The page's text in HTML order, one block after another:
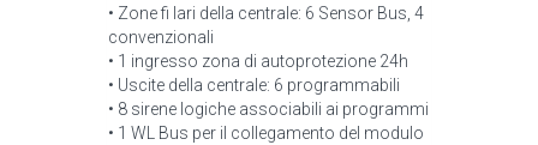
• Zone fi lari della centrale: 6 Sensor Bus, 4
convenzionali
• 1 ingresso zona di autoprotezione 24h
• Uscite della centrale: 6 programmabili
• 8 sirene logiche associabili ai programmi
• 1 WL Bus per il collegamento del modulo